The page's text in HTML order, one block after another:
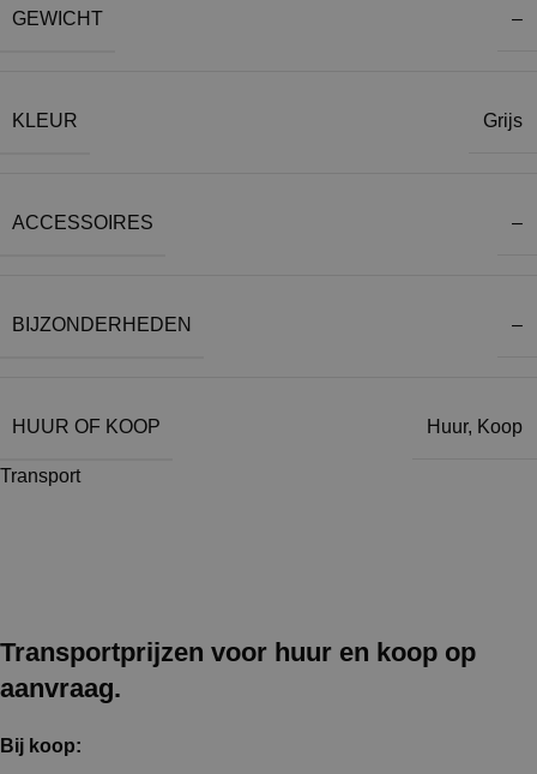
GEWICHT –
KLEUR Grijs
ACCESSOIRES –
BIJZONDERHEDEN –
HUUR OF KOOP Huur, Koop
Transport
Transportprijzen voor huur en koop op
aanvraag.
Bij koop: